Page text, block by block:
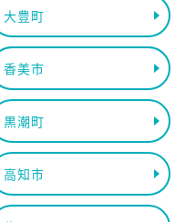
大豊町
香美市
黒潮町
高知市